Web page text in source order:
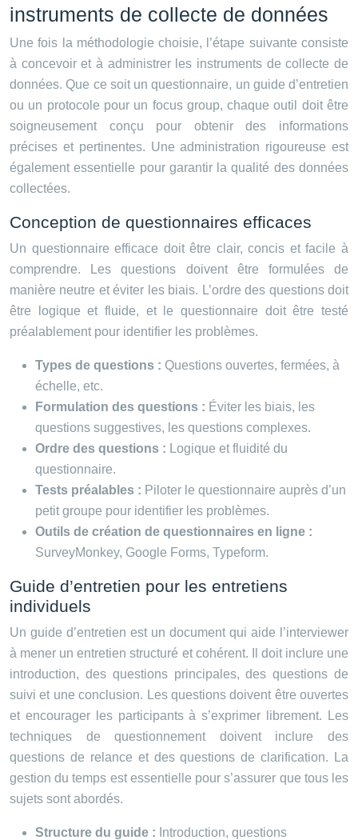
instruments de collecte de données
Une fois la méthodologie choisie, l’étape suivante consiste
à concevoir et à administrer les instruments de collecte de
données. Que ce soit un questionnaire, un guide d’entretien
ou un protocole pour un focus group, chaque outil doit être
soigneusement conçu pour obtenir des informations
précises et pertinentes. Une administration rigoureuse est
également essentielle pour garantir la qualité des données
collectées.
Conception de questionnaires efficaces
Un questionnaire efficace doit être clair, concis et facile à
comprendre. Les questions doivent être formulées de
manière neutre et éviter les biais. L’ordre des questions doit
être logique et fluide, et le questionnaire doit être testé
préalablement pour identifier les problèmes.
Types de questions : Questions ouvertes, fermées, à
échelle, etc.
Formulation des questions : Éviter les biais, les
questions suggestives, les questions complexes.
Ordre des questions : Logique et fluidité du
questionnaire.
Tests préalables : Piloter le questionnaire auprès d’un
petit groupe pour identifier les problèmes.
Outils de création de questionnaires en ligne :
SurveyMonkey, Google Forms, Typeform.
Guide d’entretien pour les entretiens
individuels
Un guide d’entretien est un document qui aide l’interviewer
à mener un entretien structuré et cohérent. Il doit inclure une
introduction, des questions principales, des questions de
suivi et une conclusion. Les questions doivent être ouvertes
et encourager les participants à s’exprimer librement. Les
techniques de questionnement doivent inclure des
questions de relance et des questions de clarification. La
gestion du temps est essentielle pour s’assurer que tous les
sujets sont abordés.
Structure du guide : Introduction, questions